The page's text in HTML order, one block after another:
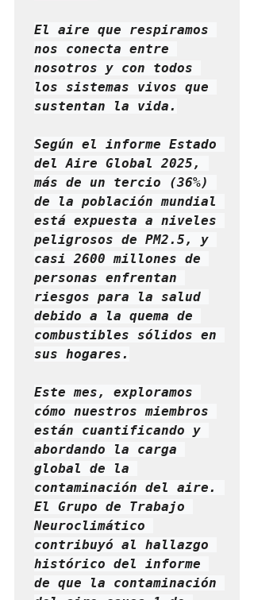
El aire que respiramos
nos conecta entre
nosotros y con todos
los sistemas vivos que
sustentan la vida.
Según el informe Estado
del Aire Global 2025,
más de un tercio (36%)
de la población mundial
está expuesta a niveles
peligrosos de PM2.5, y
casi 2600 millones de
personas enfrentan
riesgos para la salud
debido a la quema de
combustibles sólidos en
sus hogares.
Este mes, exploramos
cómo nuestros miembros
están cuantificando y
abordando la carga
global de la
contaminación del aire.
El Grupo de Trabajo
Neuroclimático
contribuyó al hallazgo
histórico del informe
de que la contaminación